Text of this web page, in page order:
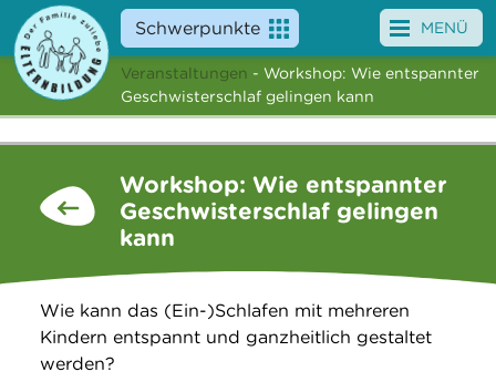
Schwerpunkte
Angebote
News
Suche
MENÜ
Veranstaltungen - Workshop: Wie entspannter
Geschwisterschlaf gelingen kann
Workshop: Wie entspannter
Geschwisterschlaf gelingen
kann
Wie kann das (Ein-)Schlafen mit mehreren
Kindern entspannt und ganzheitlich gestaltet
werden?